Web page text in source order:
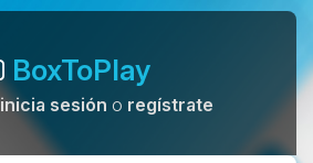
BoxToPlay
inicia sesión o regístrate